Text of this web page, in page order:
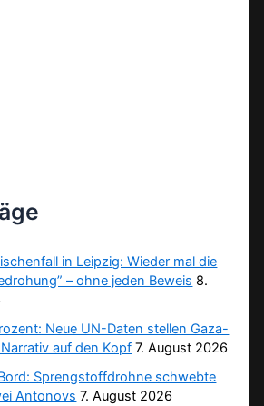
in Leipzig: Wieder mal die
– ohne jeden Beweis 8.
Neue UN-Daten stellen Gaza-
auf den Kopf 7. August 2026
Sprengstoffdrohne schwebte
Antonovs 7. August 2026